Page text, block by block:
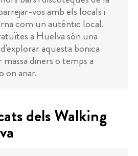
vos amb els locals i
com un autèntic local.
a Huelva són una
aquesta bonica
diners o temps a
on anar.
dels Walking